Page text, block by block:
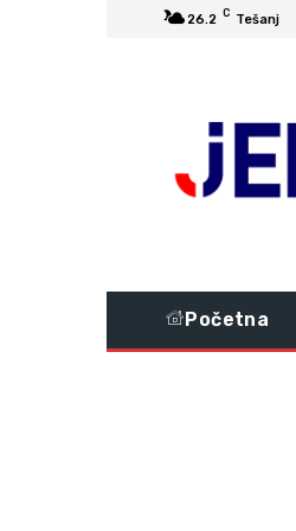
26.2 C Tešanj
Početna